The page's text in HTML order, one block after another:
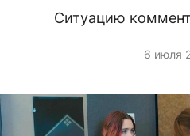
Ситуацию
6 июля